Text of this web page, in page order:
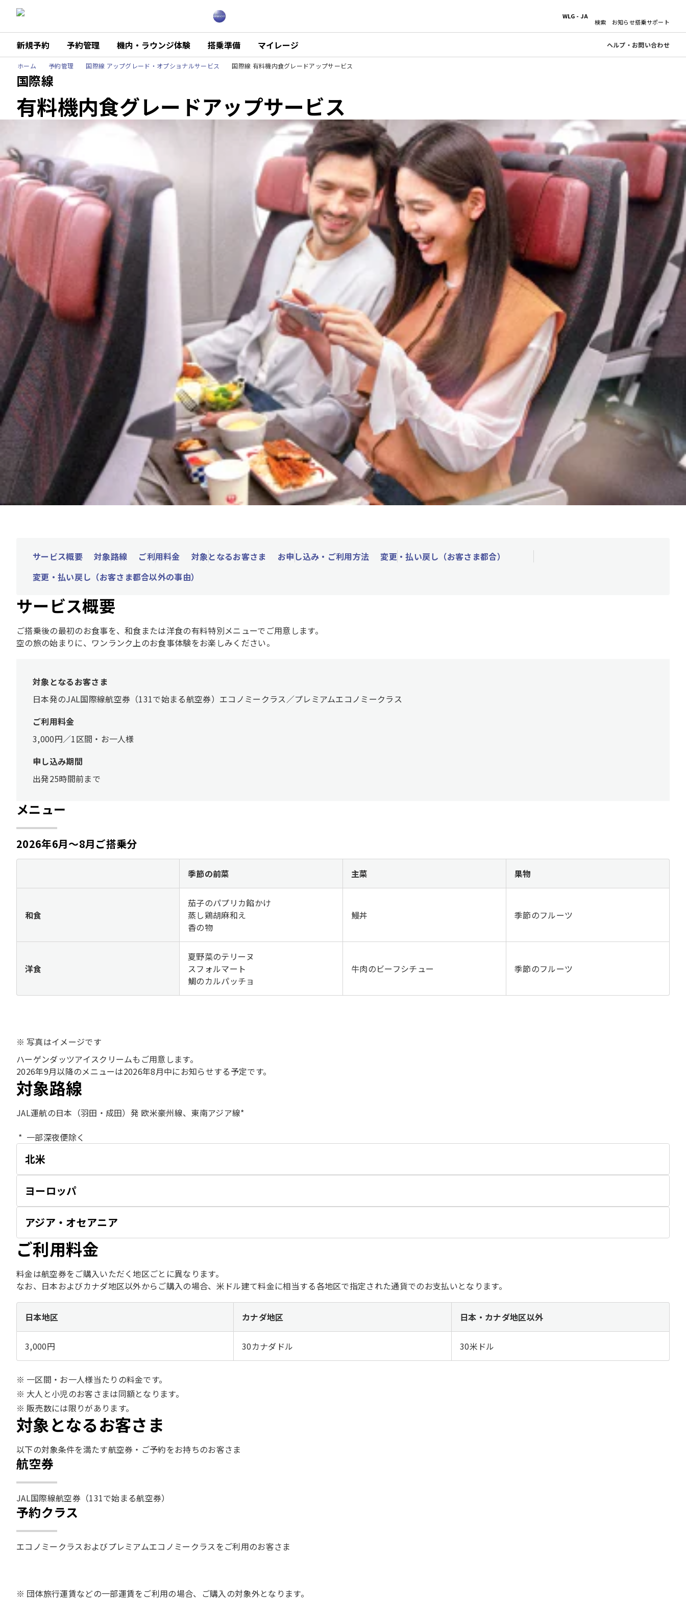
WLG - JA
検索 お知らせ搭乗サポート
新規予約 予約管理 機内・ラウンジ体験 搭乗準備 マイレージ ヘルプ・お問い合わせ
ホーム 予約管理 国際線 アップグレード・オプショナルサービス 国際線 有料機内食グレードアップサービス
国際線
有料機内食グレードアップサービス
サービス概要 対象路線 ご利用料金 対象となるお客さま お申し込み・ご利用方法
変更・払い戻し（お客さま都合）
変更・払い戻し（お客さま都合以外の事由）
サービス概要
ご搭乗後の最初のお食事を、和食または洋食の有料特別メニューでご用意します。
空の旅の始まりに、ワンランク上のお食事体験をお楽しみください。
対象となるお客さま
日本発のJAL国際線航空券（131で始まる航空券）エコノミークラス／プレミアムエコノミークラス
ご利用料金
3,000円／1区間・お一人様
申し込み期間
出発25時間前まで
メニュー
2026年6月～8月ご搭乗分
季節の前菜 主菜 果物
和食
茄子のパプリカ餡かけ
蒸し鶏胡麻和え
香の物
鰻丼 季節のフルーツ
洋食
夏野菜のテリーヌ
スフォルマート
鯛のカルパッチョ
牛肉のビーフシチュー 季節のフルーツ
写真はイメージです
ハーゲンダッツアイスクリームもご用意します。
2026年9月以降のメニューは2026年8月中にお知らせする予定です。
対象路線
JAL運航の日本（羽田・成田）発 欧米豪州線、東南アジア線*
一部深夜便除く
北米
く
ヨーロッパ
く
アジア・オセアニア
く
ご利用料金
料金は航空券をご購入いただく地区ごとに異なります。
なお、日本およびカナダ地区以外からご購入の場合、米ドル建て料金に相当する各地区で指定された通貨でのお支払いとなります。
日本地区 カナダ地区 日本・カナダ地区以外
3,000円 30カナダドル 30米ドル
一区間・お一人様当たりの料金です。
大人と小児のお客さまは同額となります。
販売数には限りがあります。
対象となるお客さま
以下の対象条件を満たす航空券・ご予約をお持ちのお客さま​
航空券
JAL国際線航空券（131で始まる航空券）​​
予約クラス
エコノミークラスおよびプレミアムエコノミークラスをご利用のお客さま
団体旅行運賃などの一部運賃をご利用の場合、ご購入の対象外となります。